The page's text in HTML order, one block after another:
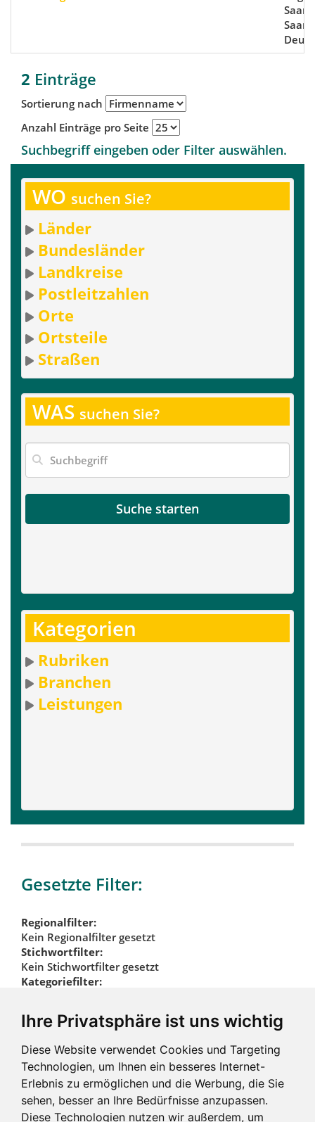
Ihre Privatsphäre ist uns wichtig
Diese Website verwendet Cookies und Targeting
Technologien, um Ihnen ein besseres Internet-
Erlebnis zu ermöglichen und die Werbung, die Sie
sehen, besser an Ihre Bedürfnisse anzupassen.
Diese Technologien nutzen wir außerdem, um
2 Einträge
Sortierung nach
Anzahl Einträge pro Seite
Suchbegriff eingeben oder Filter auswählen.
WO suchen Sie?
Länder
Bundesländer
Landkreise
Postleitzahlen
Orte
Ortsteile
Straßen
WAS suchen Sie?
Suche starten
Kategorien
Rubriken
Branchen
Leistungen
Gesetzte Filter:
Regionalfilter:
Kein Regionalfilter gesetzt
Stichwortfilter:
Kein Stichwortfilter gesetzt
Kategoriefilter:
Kategoriefilter
zurücksetzen